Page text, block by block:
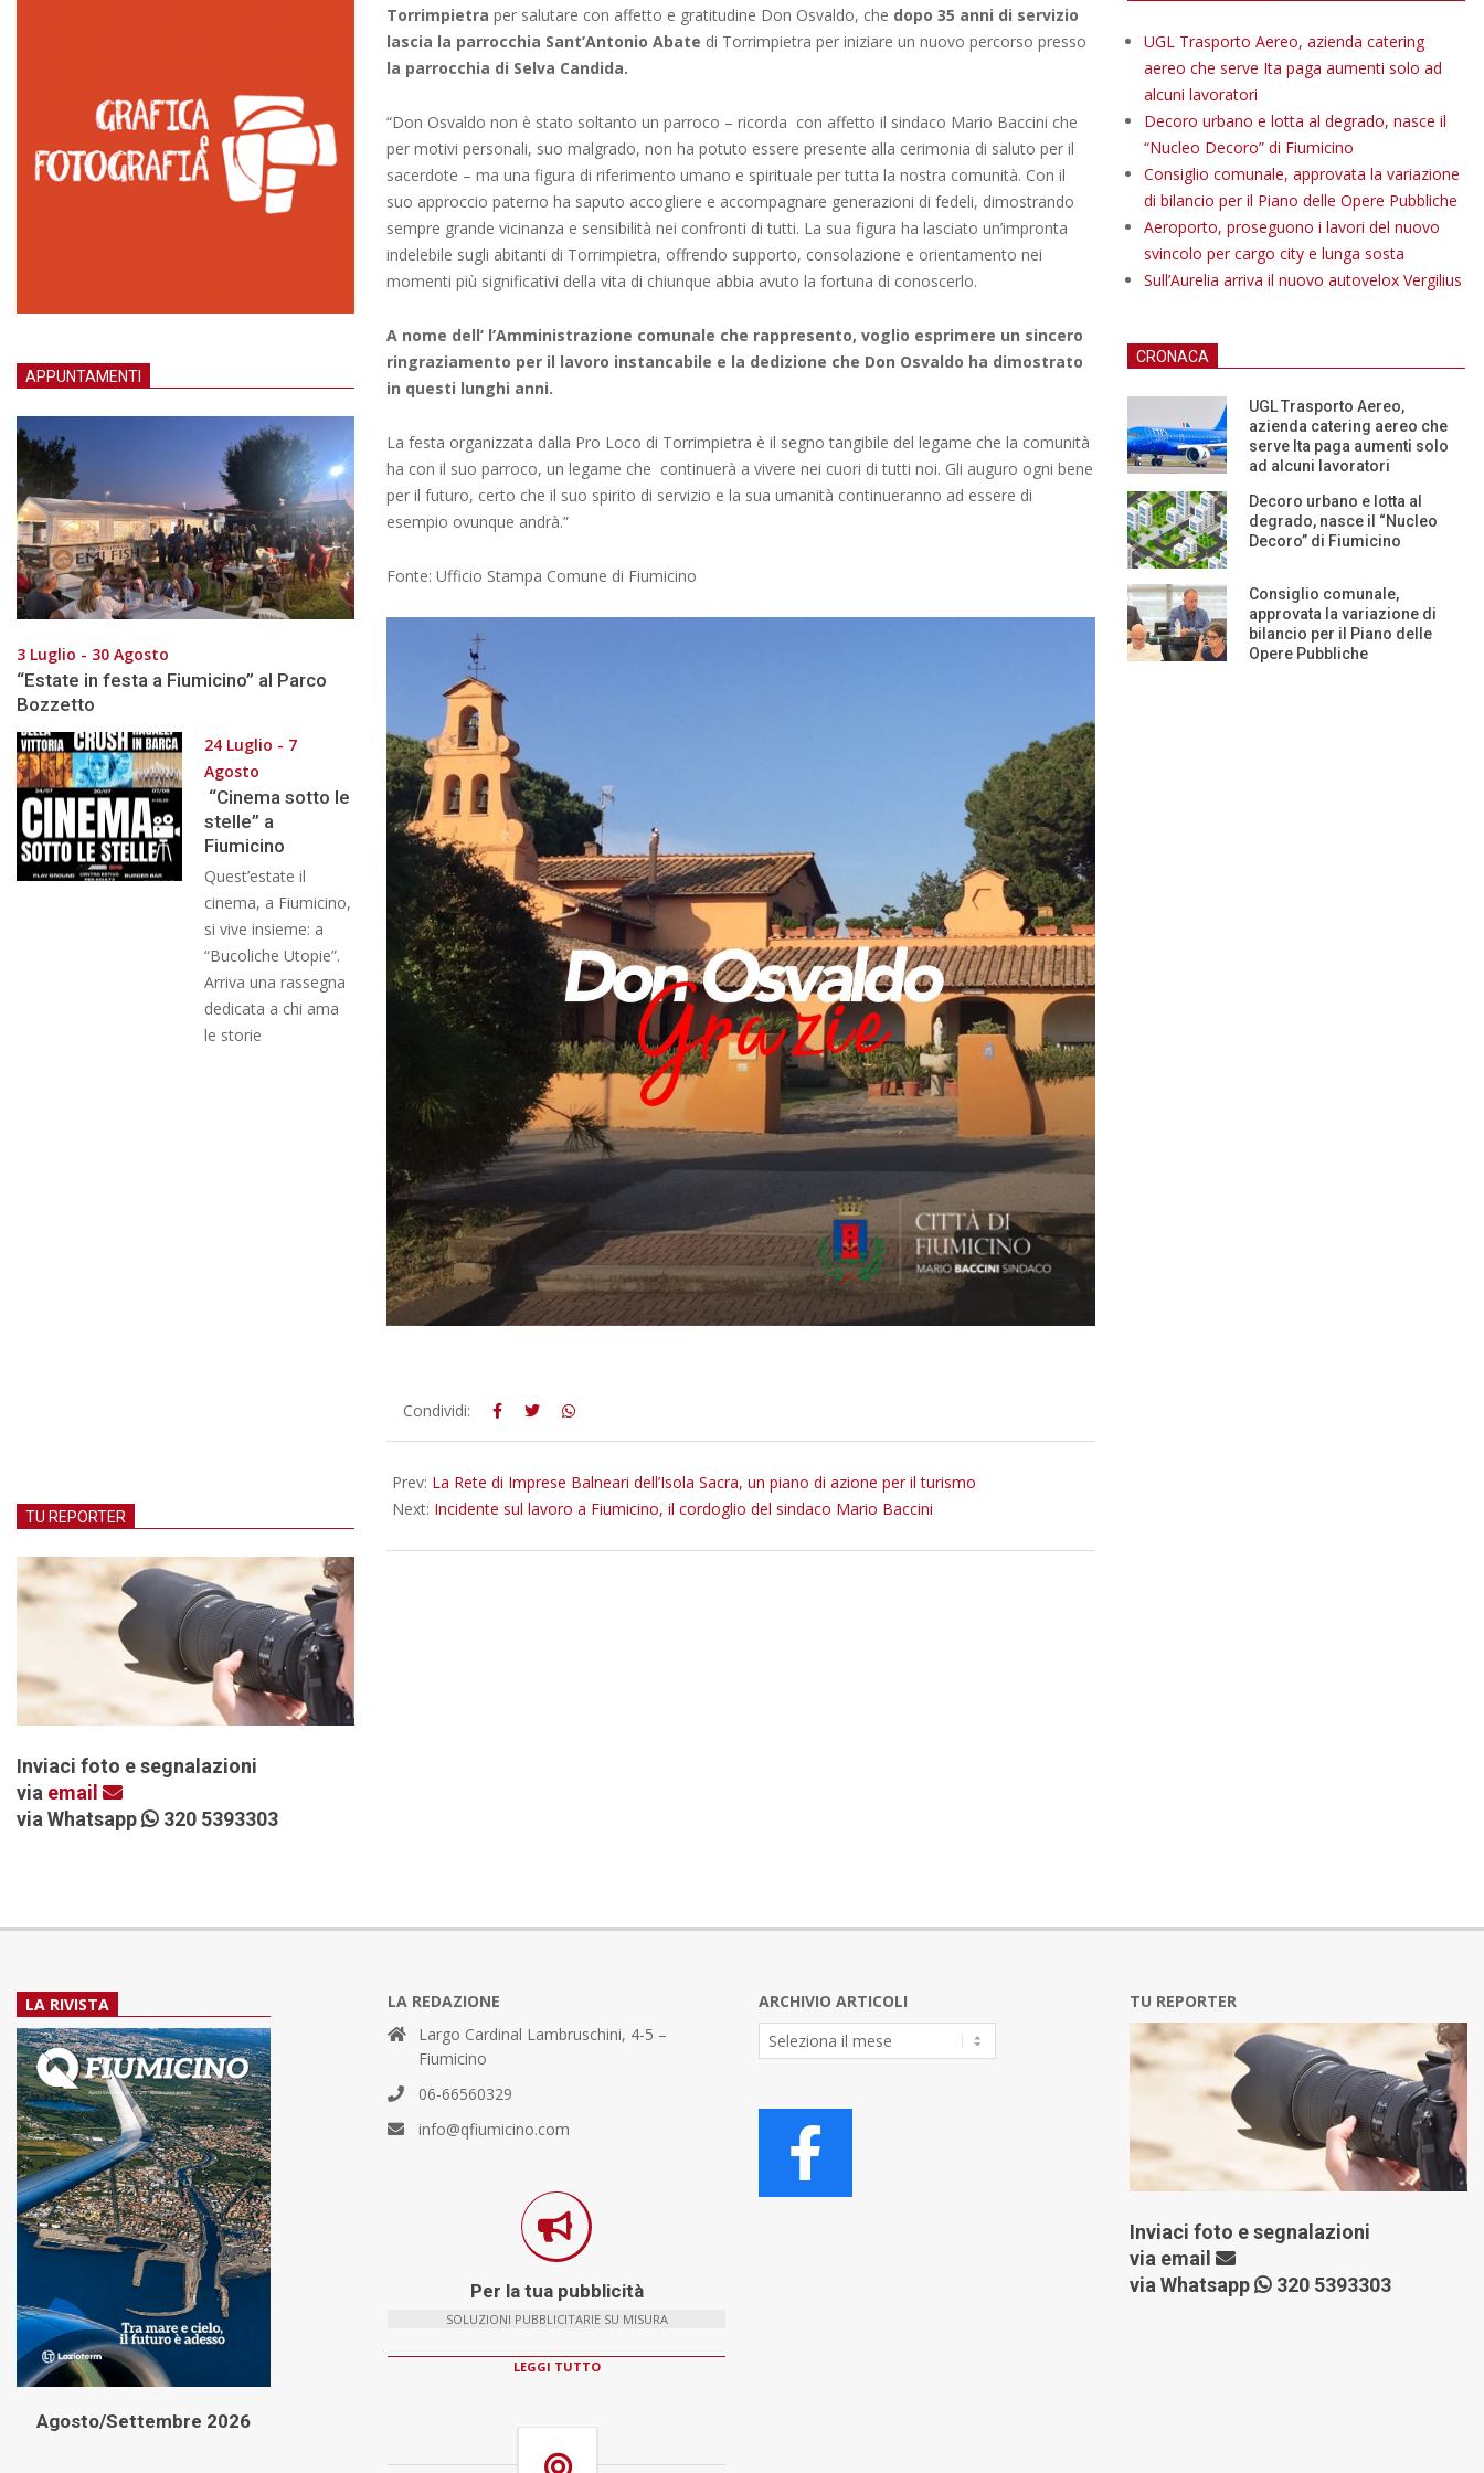
Torrimpietra per salutare con affetto e gratitudine Don Osvaldo, che dopo 35 anni di servizio
lascia la parrocchia Sant’Antonio Abate di Torrimpietra per iniziare un nuovo percorso presso
la parrocchia di Selva Candida.
“Don Osvaldo non è stato soltanto un parroco – ricorda con affetto il sindaco Mario Baccini che
per motivi personali, suo malgrado, non ha potuto essere presente alla cerimonia di saluto per il
sacerdote – ma una figura di riferimento umano e spirituale per tutta la nostra comunità. Con il
suo approccio paterno ha saputo accogliere e accompagnare generazioni di fedeli, dimostrando
sempre grande vicinanza e sensibilità nei confronti di tutti. La sua figura ha lasciato un’impronta
indelebile sugli abitanti di Torrimpietra, offrendo supporto, consolazione e orientamento nei
momenti più significativi della vita di chiunque abbia avuto la fortuna di conoscerlo.
A nome dell’ l’Amministrazione comunale che rappresento, voglio esprimere un sincero
ringraziamento per il lavoro instancabile e la dedizione che Don Osvaldo ha dimostrato
in questi lunghi anni.
La festa organizzata dalla Pro Loco di Torrimpietra è il segno tangibile del legame che la comunità
ha con il suo parroco, un legame che continuerà a vivere nei cuori di tutti noi. Gli auguro ogni bene
per il futuro, certo che il suo spirito di servizio e la sua umanità continueranno ad essere di
esempio ovunque andrà.”
Fonte: Ufficio Stampa Comune di Fiumicino
2024-
09-
Condividi:
Prev: La Rete di Imprese Balneari dell’Isola Sacra, un piano di azione per il turismo
Next: Incidente sul lavoro a Fiumicino, il cordoglio del sindaco Mario Baccini
APPUNTAMENTI
3 Luglio - 30 Agosto
“Estate in festa a Fiumicino” al Parco
Bozzetto
24 Luglio - 7
Agosto
“Cinema sotto le
stelle” a
Fiumicino
Quest’estate il
cinema, a Fiumicino,
si vive insieme: a
“Bucoliche Utopie”.
Arriva una rassegna
dedicata a chi ama
le storie
TU REPORTER
Inviaci foto e segnalazioni
via email
via Whatsapp
320 5393303
UGL Trasporto Aereo, azienda catering
aereo che serve Ita paga aumenti solo ad
alcuni lavoratori
Decoro urbano e lotta al degrado, nasce il
“Nucleo Decoro” di Fiumicino
Consiglio comunale, approvata la variazione
di bilancio per il Piano delle Opere Pubbliche
Aeroporto, proseguono i lavori del nuovo
svincolo per cargo city e lunga sosta
Sull’Aurelia arriva il nuovo autovelox Vergilius
CRONACA
UGL Trasporto Aereo,
azienda catering aereo che
serve Ita paga aumenti solo
ad alcuni lavoratori
Decoro urbano e lotta al
degrado, nasce il “Nucleo
Decoro” di Fiumicino
Consiglio comunale,
approvata la variazione di
bilancio per il Piano delle
Opere Pubbliche
LA RIVISTA
Agosto/Settembre 2026
LA REDAZIONE
Largo Cardinal Lambruschini, 4-5 –
Fiumicino
06-66560329
info@qfiumicino.com
Per la tua pubblicità
SOLUZIONI PUBBLICITARIE SU MISURA
LEGGI TUTTO
ARCHIVIO ARTICOLI
Archivio
Articoli
TU REPORTER
Inviaci foto e segnalazioni
via email
via Whatsapp
320 5393303